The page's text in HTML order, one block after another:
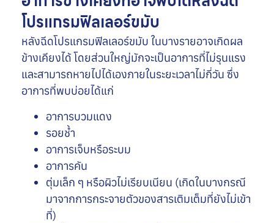
โปรแกรมฟิลเลอร์ขมับ
หลังฉีดโปรแกรมฟิลเลอร์ขมับ ในบางรายอาจเกิดผล
ข้างเคียงได้ โดยส่วนใหญ่มักจะเป็นอาการที่ไม่รุนแรง
และสามารถหายไปได้เองภายในระยะเวลาไม่กี่วัน ซึ่ง
อาการที่พบบ่อยได้แก่
อาการบวมแดง
รอยช้ำ
อาการเจ็บหรือระบม
อาการคัน
ตุ่มเล็ก ๆ หรือผิวไม่เรียบเนียน (เกิดในบางกรณี
มาจากการกระจายตัวของสารเติมเต็มที่ยังไม่เข้า
ที่)